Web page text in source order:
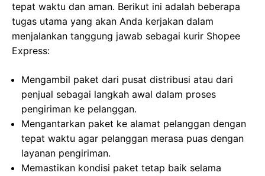
tepat waktu dan aman. Berikut ini adalah beberapa
tugas utama yang akan Anda kerjakan dalam
menjalankan tanggung jawab sebagai kurir Shopee
Express:
Mengambil paket dari pusat distribusi atau dari
penjual sebagai langkah awal dalam proses
pengiriman ke pelanggan.
Mengantarkan paket ke alamat pelanggan dengan
tepat waktu agar pelanggan merasa puas dengan
layanan pengiriman.
Memastikan kondisi paket tetap baik selama